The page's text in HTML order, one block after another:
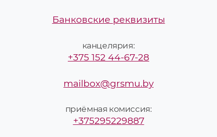
Банковские реквизиты
канцелярия:
+375 152 44-67-28
mailbox@grsmu.by
приёмная комиссия:
+375295229887